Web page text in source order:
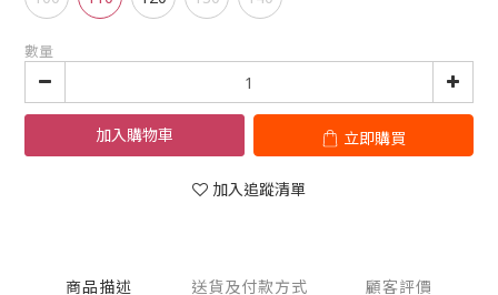
數量
加入購物車 立即購買
加入追蹤清單
商品描述 送貨及付款方式 顧客評價